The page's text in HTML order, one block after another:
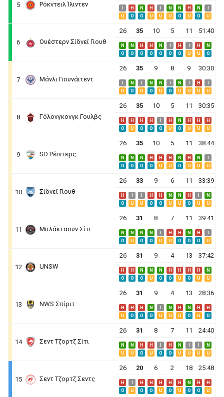
5 Ρόκντειλ Ίλιντεν H N H N N H N
U
O O U U U O U O U
6 Ουέστερν Σίδνεϊ Γιουθ
26 35 10 5 11 51:40
N N H H N H H
N
O
O O O O O O U U O
7 Μάνλι Γιουνάιτεντ
26 35 9 8 9 30:30
N N N N H
U
O U O U O U U U U
8 Γόλονγκονγκ Γουλβς
26 35 10 5 11 30:35
H H H H H N H H
H
O
U O O O U O U U U
9 SD Ρέιντερς
26 35 10 5 11 38:44
N N N H H H N H N
O
O O O U U O U U U
10 Σίδνεϊ Γιουθ
26 33 9 6 11 33:39
H H H N N H
N
O
U U O O U U O U U
11 Μπλάκταουν Σίτι
26 31 8 7 11 39:41
N N N N H H N H
O
U O O U U O O O U
12 UNSW
26 31 9 4 13 37:42
H H N N N H H H H
N
O
O O U O O U O U U
13 NWS Σπίριτ
26 31 9 4 13 28:36
H H H N N H N H
H
U
O O O U U U O U O
14 Σεντ Τζορτζ Σίτι
26 31 8 7 11 24:40
N N H H H N
N
U
U O U O O U U U U
15 Σεντ Τζορτζ Σεντς
26 20 6 2 18 25:48
H H H H H H N H
H
O
U O O U O U O O U